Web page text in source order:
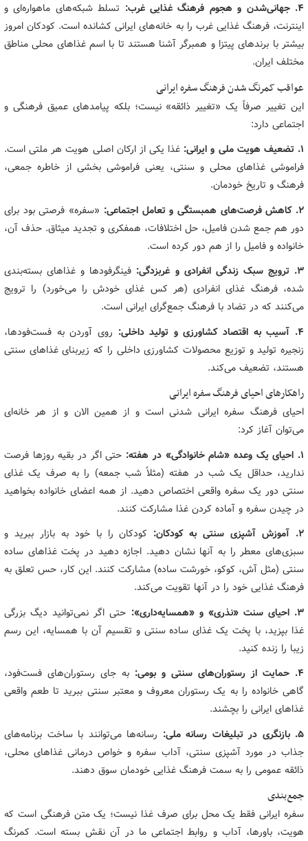
۴. جهانی‌شدن و هجوم فرهنگ غذایی غرب:
تسلط شبکه‌های ماهواره‌ای و
اینترنت، فرهنگ غذایی غرب را به خانه‌های ایرانی کشانده است. کودکان امروز
بیشتر با برندهای پیتزا و همبرگر آشنا هستند تا با اسم غذاهای محلی مناطق
مختلف ایران.
عواقب کمرنگ شدن فرهنگ سفره ایرانی
این تغییر صرفاً یک «تغییر ذائقه» نیست؛ بلکه پیامدهای عمیق فرهنگی و
اجتماعی دارد:
۱. تضعیف هویت ملی و ایرانی:
غذا یکی از ارکان اصلی هویت هر ملتی است.
فراموشی غذاهای محلی و سنتی، یعنی فراموشی بخشی از خاطره جمعی،
فرهنگ و تاریخ خودمان.
۲. کاهش فرصت‌های همبستگی و تعامل اجتماعی:
«سفره» فرصتی بود برای
دور هم جمع شدن فامیل، حل اختلافات، همفکری و تجدید میثاق. حذف آن،
خانواده و فامیل را از هم دور کرده است.
۳. ترویج سبک زندگی انفرادی و غربزدگی:
فینگرفودها و غذاهای بسته‌بندی
شده، فرهنگ غذای انفرادی (هر کس غذای خودش را می‌خورد) را ترویج
می‌کنند که در تضاد با فرهنگ جمع‌گرای ایرانی است.
۴. آسیب به اقتصاد کشاورزی و تولید داخلی:
روی آوردن به فست‌فودها،
زنجیره تولید و توزیع محصولات کشاورزی داخلی را که زیربنای غذاهای سنتی
هستند، تضعیف می‌کند.
راهکارهای احیای فرهنگ سفره ایرانی
احیای فرهنگ سفره ایرانی شدنی است و از همین الان و از هر خانه‌ای
می‌توان آغاز کرد:
۱. احیای یک وعده «شام خانوادگی» در هفته:
حتی اگر در بقیه روزها فرصت
ندارید، حداقل یک شب در هفته (مثلاً شب جمعه) را به صرف یک غذای
سنتی دور یک سفره واقعی اختصاص دهید. از همه اعضای خانواده بخواهید
در چیدن سفره و آماده کردن غذا مشارکت کنند.
۲. آموزش آشپزی سنتی به کودکان:
کودکان را با خود به بازار ببرید و
سبزی‌های معطر را به آنها نشان دهید. اجازه دهید در پخت غذاهای ساده
سنتی (مثل آش، کوکو، خورشت ساده) مشارکت کنند. این کار، حس تعلق به
فرهنگ غذایی خود را در آنها تقویت می‌کند.
۳. احیای سنت «نذری» و «همسایه‌داری»:
حتی اگر نمی‌توانید دیگ بزرگی
غذا بپزید، با پخت یک غذای ساده سنتی و تقسیم آن با همسایه، این رسم
زیبا را زنده کنید.
۴. حمایت از رستوران‌های سنتی و بومی:
به جای رستوران‌های فست‌فود،
گاهی خانواده را به یک رستوران معروف و معتبر سنتی ببرید تا طعم واقعی
غذاهای ایرانی را بچشند.
۵. بازنگری در تبلیغات رسانه ملی:
رسانه‌ها می‌توانند با ساخت برنامه‌های
جذاب در مورد آشپزی سنتی، آداب سفره و خواص درمانی غذاهای محلی،
ذائقه عمومی را به سمت فرهنگ غذایی خودمان سوق دهند.
جمع‌بندی
سفره ایرانی فقط یک محل برای صرف غذا نیست؛ یک متن فرهنگی است که
هویت، باورها، آداب و روابط اجتماعی ما در آن نقش بسته است. کمرنگ